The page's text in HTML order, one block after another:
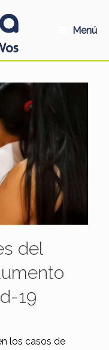
Menú
del
19
los casos de